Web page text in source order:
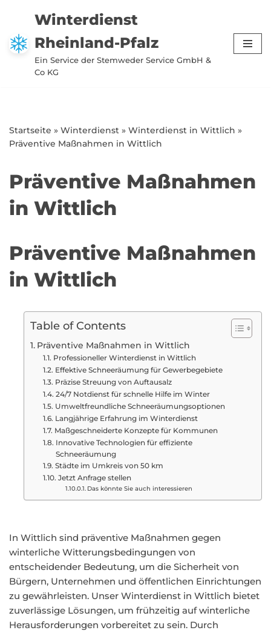
Zum
Inhalt
springen
Winterdienst
Rheinland-Pfalz
Ein Service der Stemweder Service GmbH &
Co KG
Startseite » Winterdienst » Winterdienst in Wittlich »
Präventive Maßnahmen in Wittlich
Präventive Maßnahmen
in Wittlich
Präventive Maßnahmen
in Wittlich
Table of Contents
Präventive Maßnahmen in Wittlich
Professioneller Winterdienst in Wittlich
Effektive Schneeräumung für Gewerbegebiete
Präzise Streuung von Auftausalz
24/7 Notdienst für schnelle Hilfe im Winter
Umweltfreundliche Schneeräumungsoptionen
Langjährige Erfahrung im Winterdienst
Maßgeschneiderte Konzepte für Kommunen
Innovative Technologien für effiziente
Schneeräumung
Städte im Umkreis von 50 km
Jetzt Anfrage stellen
Das könnte Sie auch interessieren
In Wittlich sind präventive Maßnahmen gegen
winterliche Witterungsbedingungen von
entscheidender Bedeutung, um die Sicherheit von
Bürgern, Unternehmen und öffentlichen Einrichtungen
zu gewährleisten. Unser Winterdienst in Wittlich bietet
zuverlässige Lösungen, um frühzeitig auf winterliche
Herausforderungen vorbereitet zu sein. Durch